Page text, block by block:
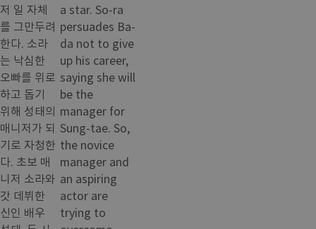
저 일 자체
를 그만두려
한다. 소라
는 낙심한
오빠를 위로
하고 돕기
위해 성태의
매니저가 되
기로 자청한
다. 초보 매
니저 소라와
갓 데뷔한
신인 배우
a star. So-ra
persuades Ba-
da not to give
up his career,
saying she will
be the
manager for
Sung-tae. So,
the novice
manager and
an aspiring
actor are
trying to